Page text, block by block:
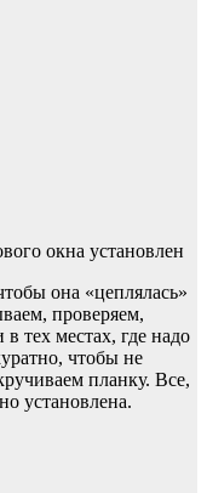
окна установлен
она «цеплялась»
проверяем,
тех местах, где надо
чтобы не
планку. Все,
установлена.